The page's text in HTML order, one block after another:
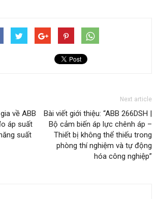
về ABB
áp suất
suất
Next article
Bài viết giới thiệu: “ABB 266DSH |
Bộ cảm biến áp lực chênh áp –
Thiết bị không thể thiếu trong
phòng thí nghiệm và tự động
hóa công nghiệp”